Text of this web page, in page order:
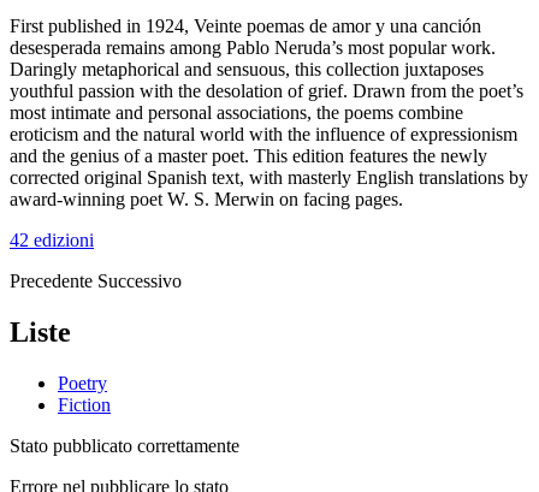
First published in 1924, Veinte poemas de amor y una canción
desesperada remains among Pablo Neruda’s most popular work.
Daringly metaphorical and sensuous, this collection juxtaposes
youthful passion with the desolation of grief. Drawn from the poet’s
most intimate and personal associations, the poems combine
eroticism and the natural world with the influence of expressionism
and the genius of a master poet. This edition features the newly
corrected original Spanish text, with masterly English translations by
award-winning poet W. S. Merwin on facing pages.
42 edizioni
Precedente Successivo
Liste
Poetry
Fiction
Stato pubblicato correttamente
Errore nel pubblicare lo stato